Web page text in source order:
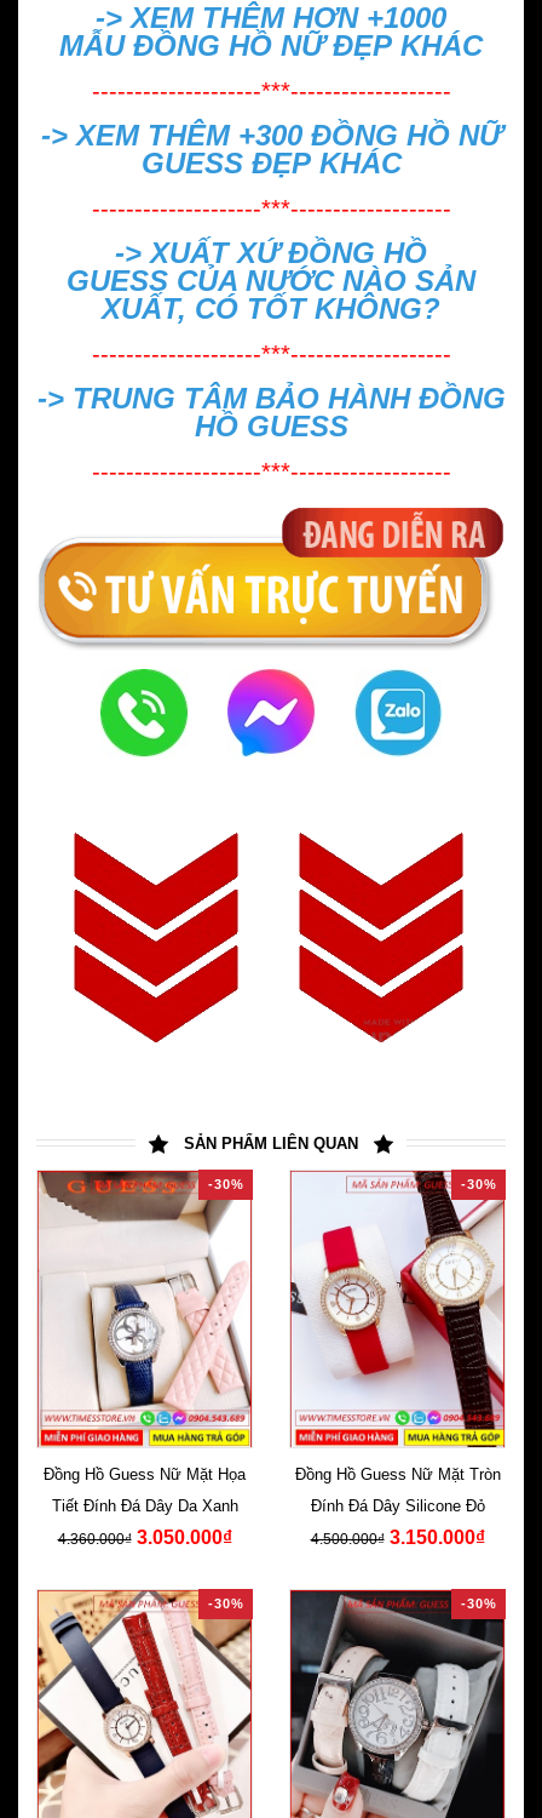
-> XEM THÊM HƠN +1000
MẪU ĐỒNG HỒ NỮ ĐẸP KHÁC
--------------------***-------------------
-> XEM THÊM +300 ĐỒNG HỒ NỮ
GUESS ĐẸPKHÁC
--------------------***-------------------
->XUẤT XỨ ĐỒNG HỒ
GUESS CỦA NƯỚC NÀO SẢN
XUẤT, CÓ TỐT KHÔNG?
--------------------***-------------------
-> TRUNG TÂM BẢO HÀNH ĐỒNG
HỒ GUESS
--------------------***-------------------
SẢN PHẨM LIÊN QUAN
-30%
Đồng Hồ Guess Nữ Mặt Họa
Tiết Đính Đá Dây Da Xanh
4.360.000₫ 3.050.000₫
-30%
Đồng Hồ Guess Nữ Mặt Tròn
Đính Đá Dây Silicone Đỏ
4.500.000₫ 3.150.000₫
-30% -30%